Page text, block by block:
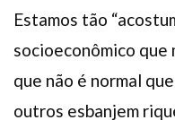
Estamos tão
socioeconômico que
que não é normal
outros esbanjem